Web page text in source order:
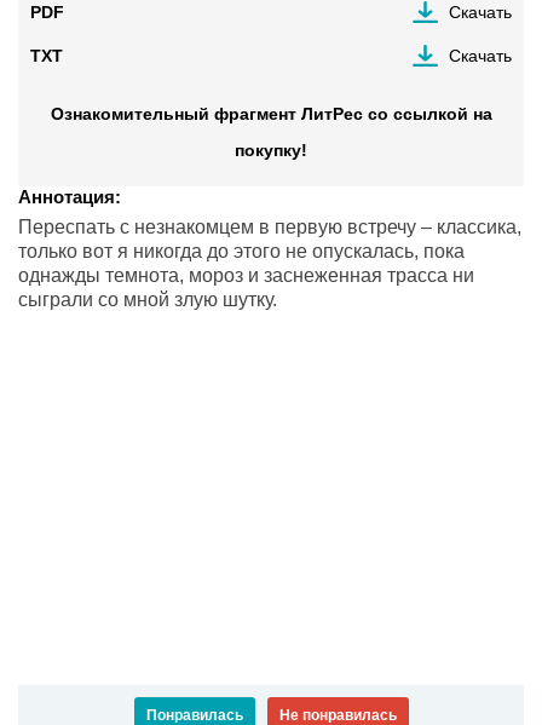
PDF Скачать
TXT Скачать
Ознакомительный фрагмент ЛитРес со ссылкой на
покупку!
Аннотация:
Переспать с незнакомцем в первую встречу – классика,
только вот я никогда до этого не опускалась, пока
однажды темнота, мороз и заснеженная трасса ни
сыграли со мной злую шутку.
Понравилась Не понравилась